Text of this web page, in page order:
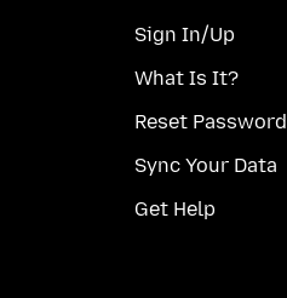
Sign In/Up
What Is It?
Reset Password
Sync Your Data
Get Help